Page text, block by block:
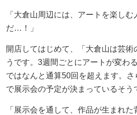
「大倉山周辺には、アートを楽し
だ…！」
開店してはじめて、「大倉山は芸術
うです。3週間ごとにアートが変わ
ではなんと通算50回を超えます。さ
で展示会の予定が決まっているそう
「展示会を通して、作品が生まれ